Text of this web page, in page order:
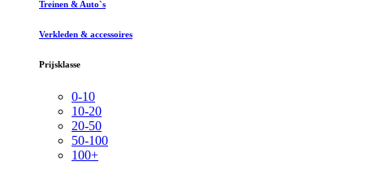
Treinen & Auto`s
Verkleden & accessoires
Prijsklasse
0-10
10-20
20-50
50-100
100+